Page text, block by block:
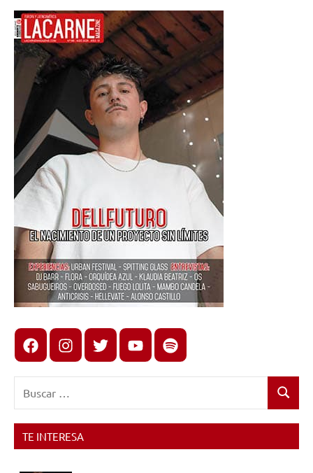
FacebookInstagram
X youtubespotify
Buscar
TE INTERESA